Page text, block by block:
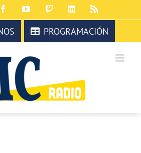
FacebookYouTubeTwitchLinkedIn
PROGRAMACIÓN